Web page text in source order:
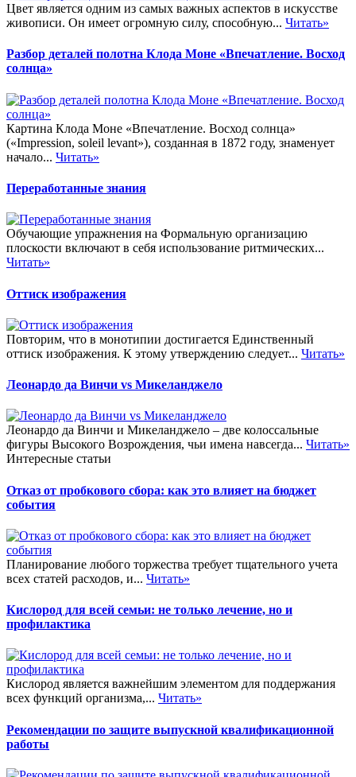
Цвет является одним из самых важных аспектов в искусстве
живописи. Он имеет огромную силу, способную... Читать»
Разбор деталей полотна Клода Моне «Впечатление. Восход
солнца»
Картина Клода Моне «Впечатление. Восход солнца»
(«Impression, soleil levant»), созданная в 1872 году, знаменует
начало... Читать»
Переработанные знания
Обучающие упражнения на Формальную организацию
плоскости включают в себя использование ритмических...
Читать»
Оттиск изображения
Повторим, что в монотипии достигается Единственный
оттиск изображения. К этому утверждению следует... Читать»
Леонардо да Винчи vs Микеланджело
Леонардо да Винчи и Микеланджело – две колоссальные
фигуры Высокого Возрождения, чьи имена навсегда... Читать»
Интересные статьи
Отказ от пробкового сбора: как это влияет на бюджет
события
Планирование любого торжества требует тщательного учета
всех статей расходов, и... Читать»
Кислород для всей семьи: не только лечение, но и
профилактика
Кислород является важнейшим элементом для поддержания
всех функций организма,... Читать»
Рекомендации по защите выпускной квалификационной
работы